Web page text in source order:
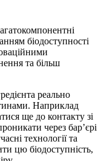
біодоступності
та більш
реально
Наприклад
ще до контакту зі
через бар’єрі
технології та
цю біодоступність,